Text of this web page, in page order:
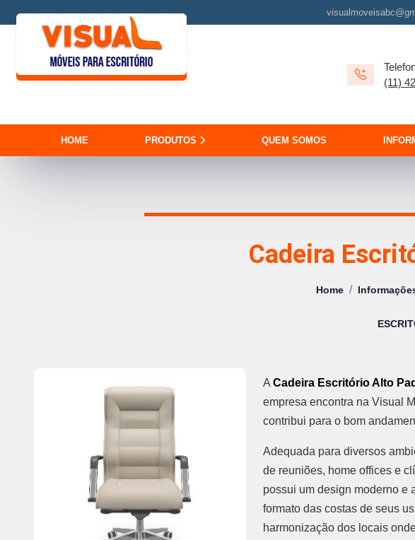
(11)
HOME PRODUTOS QUEM SOMOS
Cadeira
Home /
A Cadeira Escritório Alto
empresa encontra na Visual
contribui para o bom
Adequada para diversos
de reuniões, home offices e
possui um design moderno e
formato das costas de seus
harmonização dos locais